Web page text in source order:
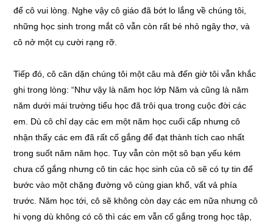
để cô vui lòng. Nghe vậy cô giáo đã bớt lo lắng về chúng tôi,
những học sinh trong mắt cô vẫn còn rất bé nhỏ ngây thơ, và
cô nở một cụ cười rạng rỡ.
Tiếp đó, cô căn dặn chúng tôi một câu mà đến giờ tôi vẫn khắc
ghi trong lòng: “Như vậy là năm học lớp Năm và cũng là năm
năm dưới mái trường tiểu học đã trôi qua trong cuộc đời các
em. Dù cô chỉ dạy các em một năm học cuối cấp nhưng cô
nhận thấy các em đã rất cố gắng để đạt thành tích cao nhất
trong suốt năm năm học. Tuy vẫn còn một sô bạn yếu kém
chưa cố gắng nhưng cô tin các học sinh của cô sẽ có tự tin để
bước vào một chặng đường vô cùng gian khổ, vất vả phía
trước. Năm học tới, cô sẽ không còn dạy các em nữa nhưng cô
hi vọng dù không có cô thì các em vẫn cố gắng trong học tập,